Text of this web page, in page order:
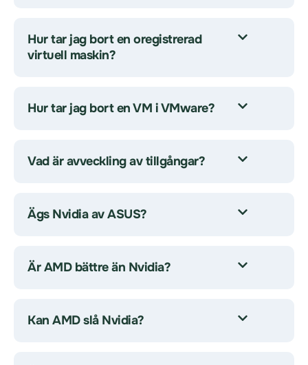
Hur tar jag bort en oregistrerad
virtuell maskin?
Hur tar jag bort en VM i VMware?
Vad är avveckling av tillgångar?
Ägs Nvidia av ASUS?
Är AMD bättre än Nvidia?
Kan AMD slå Nvidia?